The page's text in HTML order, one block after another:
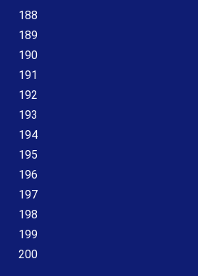
188
189
190
191
192
193
194
195
196
197
198
199
200